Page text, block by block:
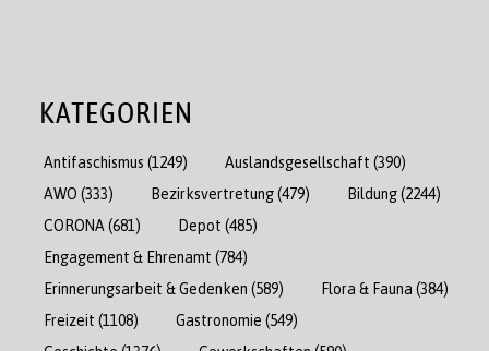
KATEGORIEN
Antifaschismus (1249) Auslandsgesellschaft (390)
AWO (333) Bezirksvertretung(479) Bildung(2244)
CORONA (681) Depot (485)
Engagement & Ehrenamt (784)
Erinnerungsarbeit & Gedenken (589) Flora & Fauna (384)
Freizeit (1108) Gastronomie (549)